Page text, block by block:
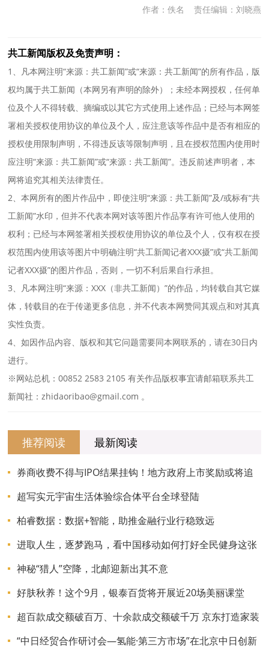
作者：佚名 责任编辑：刘晓燕
共工新闻版权及免责声明：
1、凡本网注明“来源：共工新闻”或“来源：共工新闻”的所有作品，版
权均属于共工新闻（本网另有声明的除外）；未经本网授权，任何单
位及个人不得转载、摘编或以其它方式使用上述作品；已经与本网签
署相关授权使用协议的单位及个人，应注意该等作品中是否有相应的
授权使用限制声明，不得违反该等限制声明，且在授权范围内使用时
应注明“来源：共工新闻”或“来源：共工新闻”。违反前述声明者，本
网将追究其相关法律责任。
2、本网所有的图片作品中，即使注明“来源：共工新闻”及/或标有“共
工新闻”水印，但并不代表本网对该等图片作品享有许可他人使用的
权利；已经与本网签署相关授权使用协议的单位及个人，仅有权在授
权范围内使用该等图片中明确注明“共工新闻记者XXX摄”或“共工新闻
记者XXX摄”的图片作品，否则，一切不利后果自行承担。
3、凡本网注明“来源：XXX（非共工新闻）”的作品，均转载自其它媒
体，转载目的在于传递更多信息，并不代表本网赞同其观点和对其真
实性负责。
4、如因作品内容、版权和其它问题需要同本网联系的，请在30日内
进行。
※网站总机：00852 2583 2105 有关作品版权事宜请邮箱联系共工
新闻社：zhidaoribao@gmail.com 。
推荐阅读 最新阅读
券商收费不得与IPO结果挂钩！地方政府上市奖励或将追
回！超写实元宇宙生活体验综合体平台全球登陆
柏睿数据：数据+智能，助推金融行业行稳致远
进取人生，逐梦跑马，看中国移动如何打好全民健身这张
牌神秘“猎人”空降，北邮迎新出其不意
好肤秋养！这个9月，银泰百货将开展近20场美丽课堂
超百款成交额破百万、十余款成交额破千万 京东打造家装
建材新品首发阵地
“中日经贸合作研讨会—氢能·第三方市场”在北京中日创新